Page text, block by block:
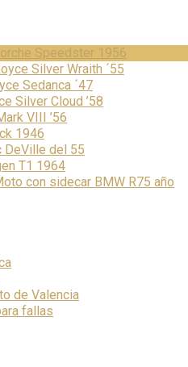
Speedster 1956
Silver Wraith ´55
Sedanca ´47
Silver Cloud ’58
VIII ’56
1946
DeVille del 55
T1 1964
con sidecar BMW R75 año
de Valencia
fallas